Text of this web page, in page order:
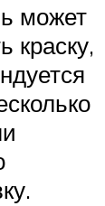
может
краску,